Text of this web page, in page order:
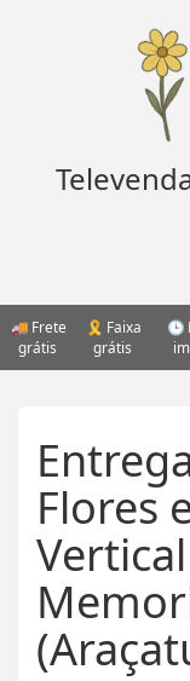
Frete
grátis
Faixa
grátis
Flores